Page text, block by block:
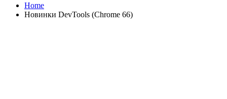
Home
Новинки DevTools (Chrome 66)